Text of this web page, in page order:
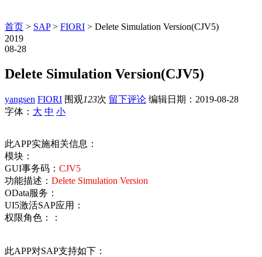
首页 > SAP> FIORI > Delete Simulation Version(CJV5)
2019
08-28
Delete Simulation Version(CJV5)
yangsen FIORI 围观123次 留下评论 编辑日期： 2019-08-28
字体： 大 中 小
此APP实施相关信息：
模块：
GUI事务码： CJV5
功能描述： Delete Simulation Version
OData服务：
UI5激活SAP应用：
权限角色：：
此APP对SAP支持如下：